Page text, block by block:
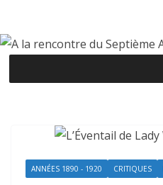
contenu
ANNÉES 1890 - 1920 CRITIQUES